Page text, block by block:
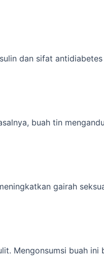
dan sifat
buah tin
gairah
Mengonsumsi buah